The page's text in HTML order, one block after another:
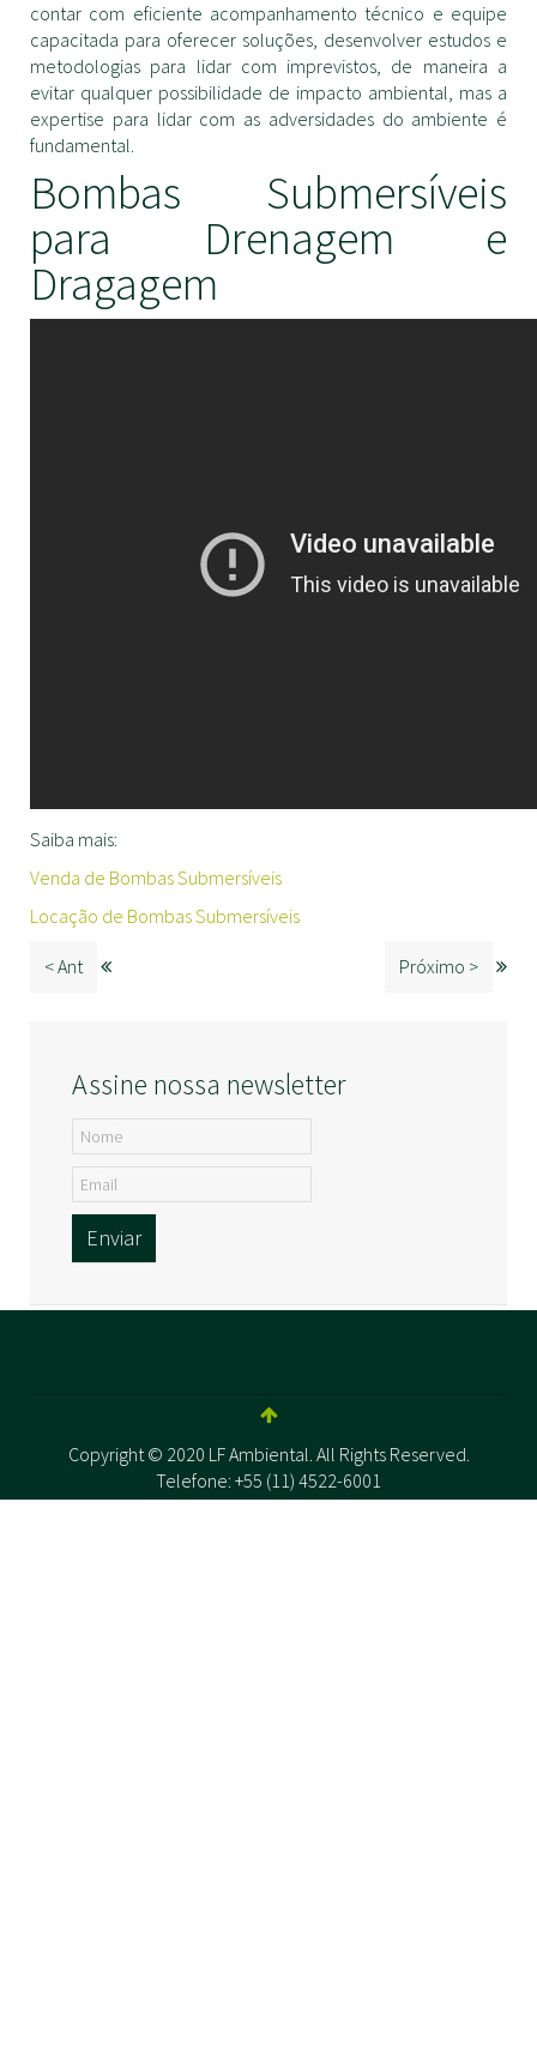
contar com eficiente acompanhamento técnico e equipe
capacitada para oferecer soluções, desenvolver estudos e
metodologias para lidar com imprevistos, de maneira a
evitar qualquer possibilidade de impacto ambiental, mas a
expertise para lidar com as adversidades do ambiente é
fundamental.
Bombas Submersíveis
para Drenagem e
Dragagem
Saiba mais:
Venda de Bombas Submersíveis
Locação de Bombas Submersíveis
< Ant Próximo >
Assine nossa newsletter
Enviar
Copyright © 2020 LF Ambiental. All Rights Reserved.
Telefone: +55 (11) 4522-6001